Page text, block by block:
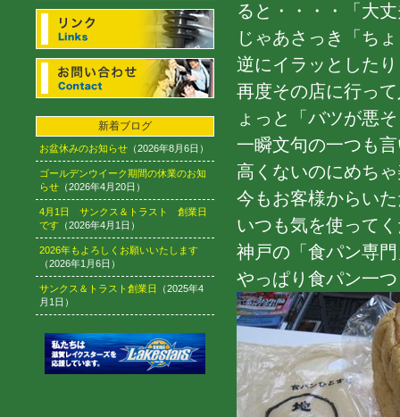
新着ブログ
お盆休みのお知らせ （2026年8月6日）
ゴールデンウイーク期間の休業のお知
らせ （2026年4月20日）
4月1日 サンクス＆トラスト 創業日
です （2026年4月1日）
2026年もよろしくお願いいたします
（2026年1月6日）
サンクス＆トラスト創業日
（2025年4
月1日）
ると・・・・「大
じゃあさっき「ち
逆にイラッとした
再度その店に行っ
ょっと「バツが悪
一瞬文句の一つも
高くないのにめち
今もお客様からい
いつも気を使って
神戸の「食パン専
やっぱり食パン一